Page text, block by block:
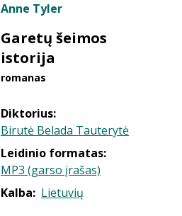
Anne Tyler
Garetų šeimos
istorija
romanas
Diktorius:
Birutė Belada Tauterytė
Leidinio formatas:
MP3 (garso įrašas)
Kalba: Lietuvių